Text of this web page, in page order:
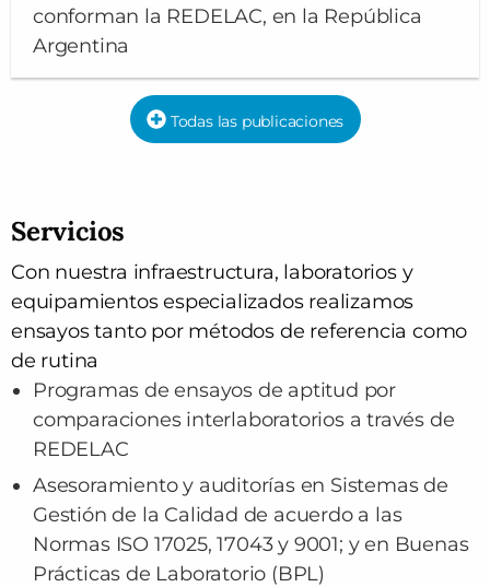
conforman la REDELAC, en la República
Argentina
Todas las publicaciones
Servicios
Con nuestra infraestructura, laboratorios y
equipamientos especializados realizamos
ensayos tanto por métodos de referencia como
de rutina
Programas de ensayos de aptitud por
comparaciones interlaboratorios a través de
REDELAC
Asesoramiento y auditorías en Sistemas de
Gestión de la Calidad de acuerdo a las
Normas ISO 17025, 17043 y 9001; y en Buenas
Prácticas de Laboratorio (BPL)